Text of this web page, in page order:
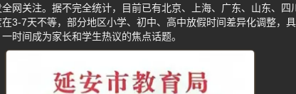
网关注。据不完全统计，目前已有北京、上海、广东、山东、四
3-7天不等，部分地区小学、初中、高中放假时间差异化调整，
时间成为家长和学生热议的焦点话题。